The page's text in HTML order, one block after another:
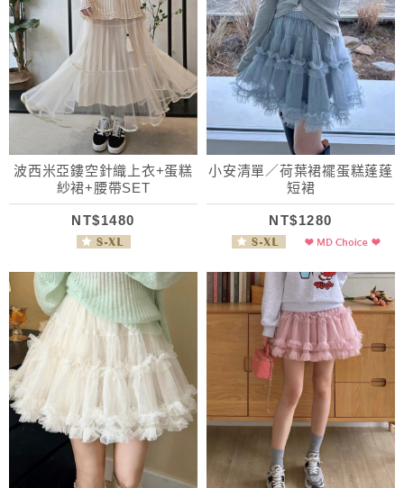
波西米亞鏤空針織上衣+蛋糕
紗裙+腰帶SET
NT$1480
小安清單／荷葉裙襬蛋糕蓬蓬
短裙
NT$1280